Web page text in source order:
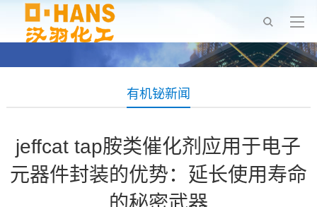
有机铋新闻
jeffcat tap胺类催化剂应用于电子
元器件封装的优势：延长使用寿命